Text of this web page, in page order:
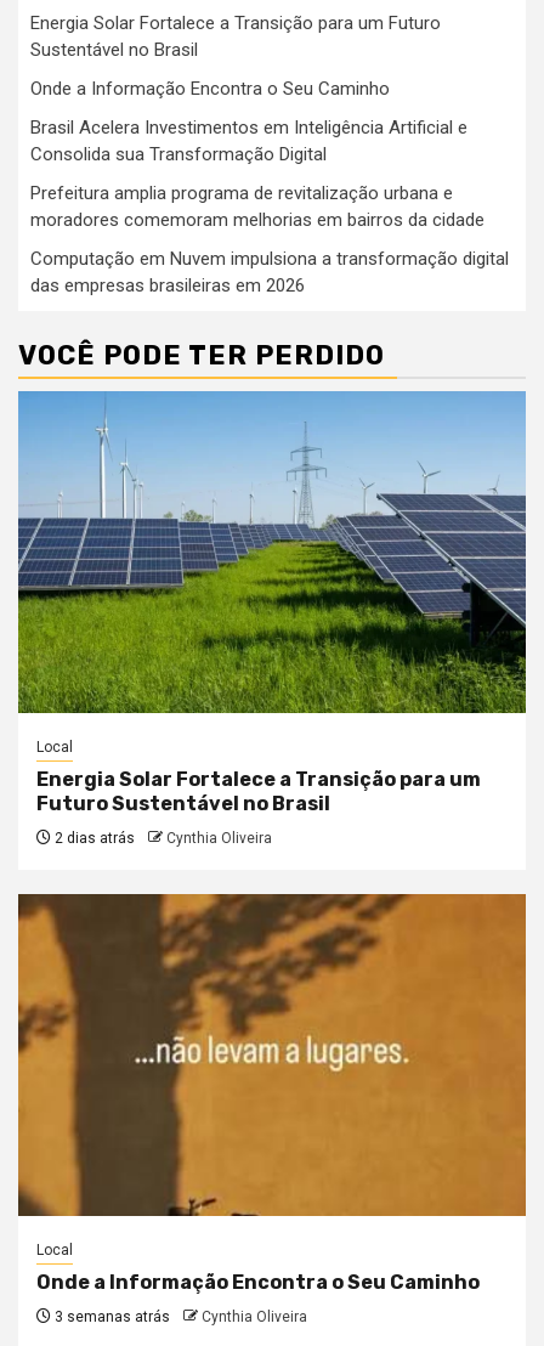
Energia Solar Fortalece a Transição para um Futuro
Sustentável no Brasil
Onde a Informação Encontra o Seu Caminho
Brasil Acelera Investimentos em Inteligência Artificial e
Consolida sua Transformação Digital
Prefeitura amplia programa de revitalização urbana e
moradores comemoram melhorias em bairros da cidade
Computação em Nuvem impulsiona a transformação digital
das empresas brasileiras em 2026
VOCÊ PODE TER PERDIDO
Local
Energia Solar Fortalece a Transição para um
Futuro Sustentável no Brasil
2 dias atrás Cynthia Oliveira
Local
Onde a Informação Encontra o Seu Caminho
3 semanas atrás Cynthia Oliveira